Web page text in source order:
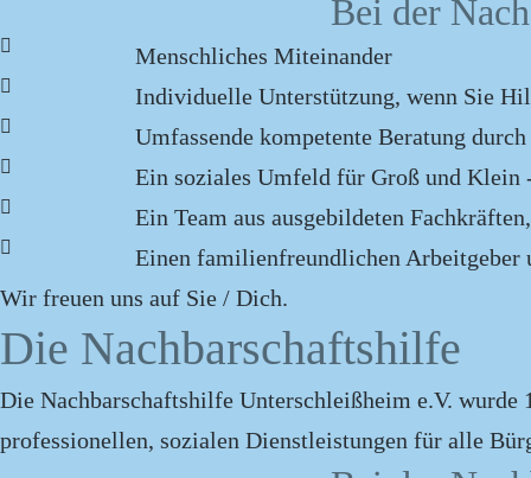
Bei der
Menschliches Miteinander
Individuelle Unterstützung, wenn Sie
Umfassende kompetente Beratung
Ein soziales Umfeld für Groß und
Ein Team aus ausgebildeten
Einen familienfreundlichen Arbeitgeber
Wir freuen uns auf Sie / Dich.
Die Nachbarschaftshilfe
Die Nachbarschaftshilfe Unterschleißheim e.V.
professionellen, sozialen Dienstleistungen für alle